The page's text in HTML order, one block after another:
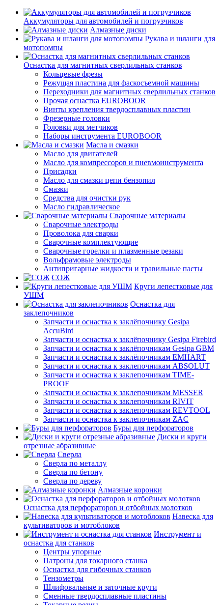
Аккумуляторы для автомобилей и погрузчиков
Алмазные диски
Рукава и шланги для
мотопомпы
Оснастка для магнитных сверлильных станков
Кольцевые фрезы
Режущая пластина для фаскосъемной машины
Переходники для магнитных сверлильных станков
Прочая оснастка EUROBOOR
Винты крепления твердосплавных пластин
Фрезерные головки
Головки для метчиков
Наборы инструмента EUROBOOR
Масла и смазки
Масло для двигателей
Масло для компрессоров и пневмоинструмента
Присадки
Масло для смазки цепи бензопил
Смазки
Средства для очистки рук
Масло гидравлическое
Сварочные материалы
Сварочные электроды
Проволока для сварки
Сварочные комплектующие
Сварочные горелки и плазменные резаки
Вольфрамовые электроды
Антипригарные жидкости и травильные пасты
СОЖ
Круги лепестковые для
УШМ
Оснастка для
заклепочников
Запчасти и оснастка к заклёпочнику Gesipa
AccuBird
Запчасти и оснастка к заклёпочнику Gesipa Firebird
Запчасти и оснастка к заклёпочникам Gesipa GBM
Запчасти и оснастка к заклёпочникам EMHART
Запчасти и оснастка к заклепочникам ABSOLUT
Запчасти и оснастка к заклепочникам TIME-
PROOF
Запчасти и оснастка к заклепочникам MESSER
Запчасти и оснастка к заклепочникам RIVIT
Запчасти и оснастка к заклепочникам REVTOOL
Запчасти и оснастка к заклепочникам ZAC
Буры для перфораторов
Диски и круги
отрезные абразивные
Сверла
Сверла по металлу
Сверла по бетону
Сверла по дереву
Алмазные коронки
Оснастка для перфораторов и отбойных молотков
Навеска для
культиваторов и мотоблоков
Инструмент и
оснастка для станков
Центры упорные
Патроны для токарного станка
Оснастка для гибочных станков
Тензометры
Шлифовальные и заточные круги
Сменные твердосплавные пластины